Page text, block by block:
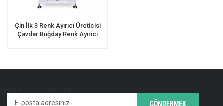
Çin İlk 3 Renk Ayırıcı Üreticisi
Çavdar Buğday Renk Ayırıcı